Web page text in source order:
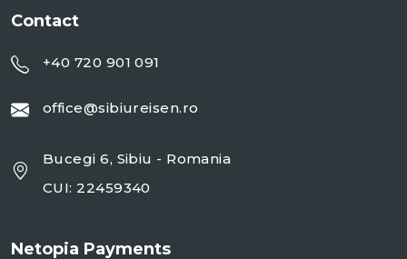
Contact
+40 720 901 091
office@sibiureisen.ro
Bucegi 6, Sibiu - Romania
CUI: 22459340
Netopia Payments